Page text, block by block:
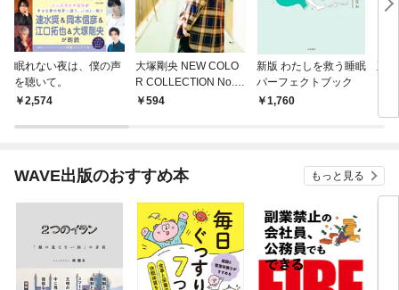
眠れない夜は、僕の声
を聴いて。
2,574
大塚剛央 NEW COLO
R COLLECTION No.3
7 594
新版 わたしを救う睡眠
パーフェクトブック
1,760
正
WAVE出版のおすすめ本 もっと見る